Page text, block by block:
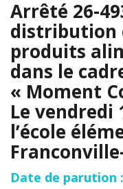
Arrêté 26-
distribution
produits
dans le
« Moment
Le vendredi
l’école
Date de parution